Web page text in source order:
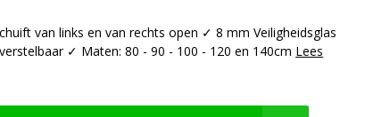
van links en van rechts open ✓ 8 mm Veiligheidsglas
✓ Maten: 80 - 90 - 100 - 120 en 140cm Lees